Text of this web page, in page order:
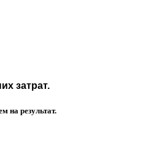
затрат.
на результат.